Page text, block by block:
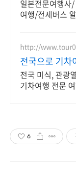
일본전문여행사
여행/전세버스
http://
전국으로 기차
전국 미식, 관광
기차여행 전문
6